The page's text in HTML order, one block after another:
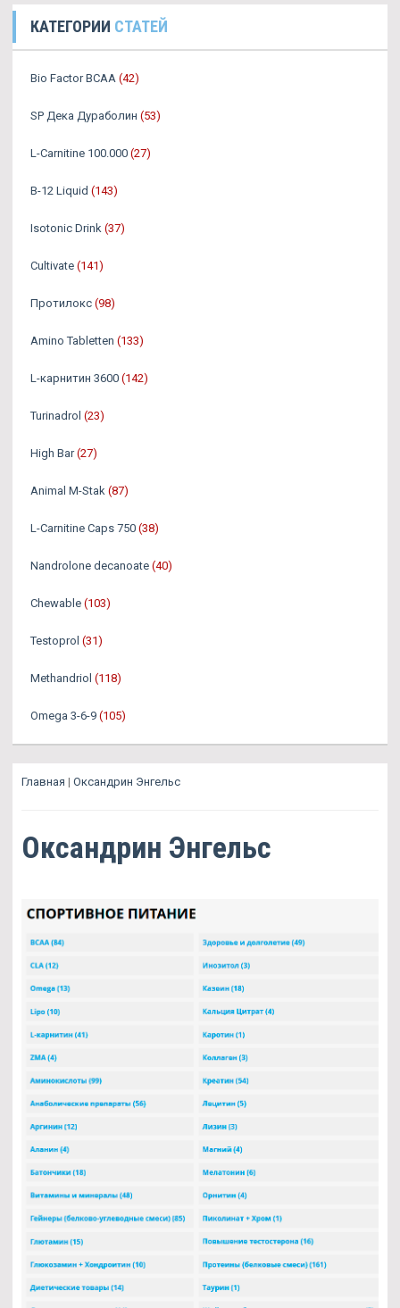
КАТЕГОРИИ СТАТЕЙ
Bio Factor BCAA (42)
SP Дека Дураболин (53)
L-Carnitine 100.000 (27)
B-12 Liquid (143)
Isotonic Drink (37)
Cultivate (141)
Протилокс (98)
Amino Tabletten (133)
L-карнитин 3600 (142)
Turinadrol (23)
High Bar (27)
Animal M-Stak (87)
L-Carnitine Caps 750 (38)
Nandrolone decanoate (40)
Chewable (103)
Testoprol (31)
Methandriol (118)
Omega 3-6-9 (105)
Главная | Оксандрин Энгельс
Оксандрин Энгельс